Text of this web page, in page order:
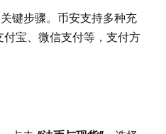
键步骤。币安支持多种充
宝、微信支付等，支付方